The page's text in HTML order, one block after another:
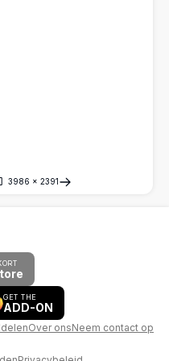
3986 × 2391
GET THE
ADD-ON
Over onsNeem contact op